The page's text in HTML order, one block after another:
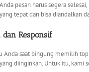
pesan harus segera
tepat dan bisa diandalkan
Responsif
Anda saat bingung memilih
diinginkan. Untuk itu,